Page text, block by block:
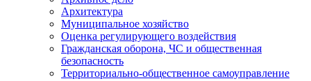
Архитектура
Муниципальное хозяйство
Оценка регулирующего воздействия
Гражданская оборона, ЧС и общественная
безопасность
Территориально-общественное самоуправление